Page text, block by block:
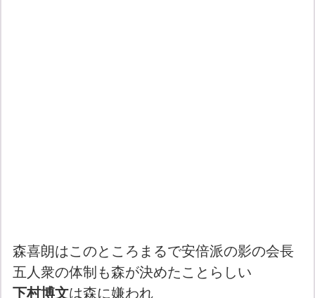
森喜朗はこのところまるで安倍派の影の会長
五人衆の体制も森が決めたことらしい
下村博文は森に嫌われ